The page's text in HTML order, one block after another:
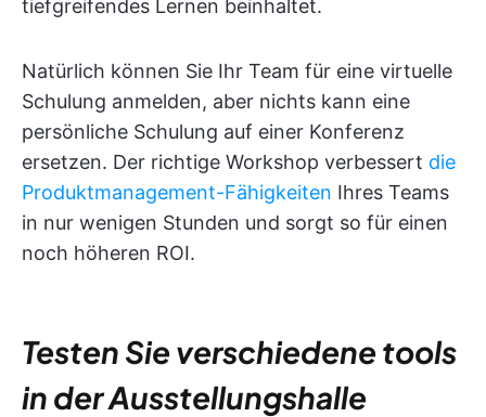
tiefgreifendes Lernen beinhaltet.
Natürlich können Sie Ihr Team für eine virtuelle
Schulung anmelden, aber nichts kann eine
persönliche Schulung auf einer Konferenz
ersetzen. Der richtige Workshop verbessert die
Produktmanagement-Fähigkeiten Ihres Teams
in nur wenigen Stunden und sorgt so für einen
noch höheren ROI.
Testen Sie verschiedene tools
in der Ausstellungshalle